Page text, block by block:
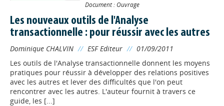
Document : Ouvrage
Les nouveaux outils de l'Analyse
transactionnelle : pour réussir avec les autres
Dominique CHALVIN // ESF Editeur // 01/09/2011
Les outils de l'Analyse transactionnelle donnent les moyens
pratiques pour réussir à développer des relations positives
avec les autres et lever des difficultés que l'on peut
rencontrer avec les autres. L'auteur fournit à travers ce
guide, les [...]